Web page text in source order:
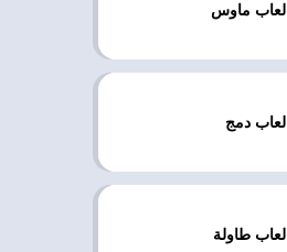
العاب ماوس
العاب دمج
العاب طاولة